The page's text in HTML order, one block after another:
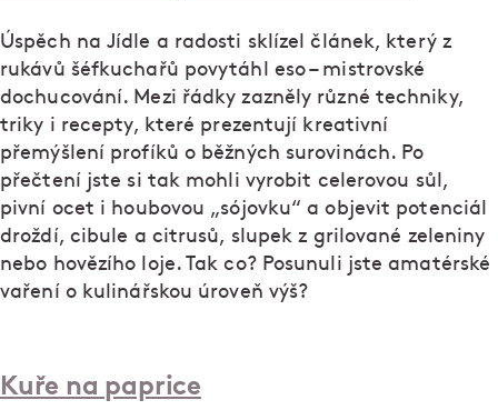
Úspěch na Jídle a radosti sklízel článek, který z
rukávů šéfkuchařů povytáhl eso – mistrovské
dochucování. Mezi řádky zazněly různé techniky,
triky i recepty, které prezentují kreativní
přemýšlení profíků o běžných surovinách. Po
přečtení jste si tak mohli vyrobit celerovou sůl,
pivní ocet i houbovou „sójovku“ a objevit potenciál
droždí, cibule a citrusů, slupek z grilované zeleniny
nebo hovězího loje. Tak co? Posunuli jste amatérské
vaření o kulinářskou úroveň výš?
Kuře na paprice